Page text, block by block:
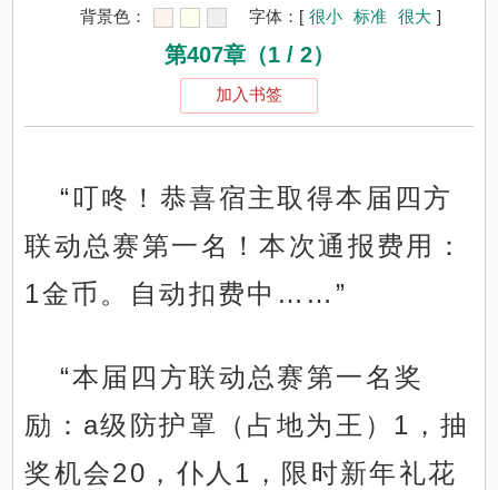
背景色： 字体： [ 很小 标准 很大 ]
第407章（1 / 2）
加入书签
“叮咚！恭喜宿主取得本届四方
联动总赛第一名！本次通报费用：
1金币。自动扣费中……”
“本届四方联动总赛第一名奖
励：a级防护罩（占地为王）1，抽
奖机会20，仆人1，限时新年礼花